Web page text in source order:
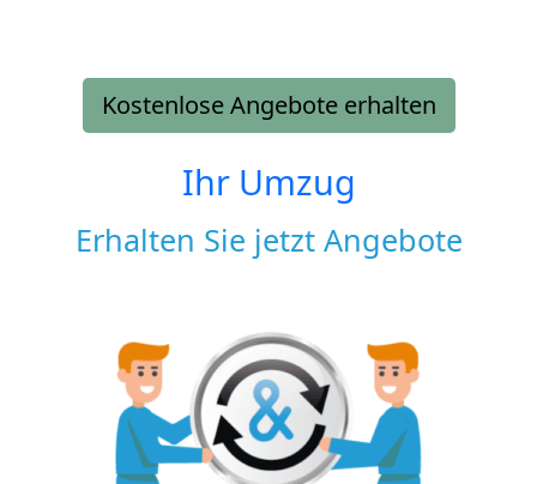
Kostenlose Angebote erhalten
Ihr Umzug
Erhalten Sie jetzt Angebote